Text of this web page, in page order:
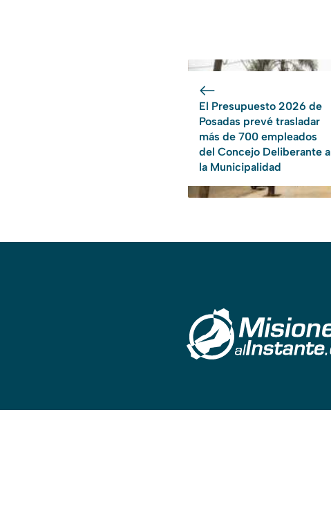
El Presupuesto 2026 de
Posadas prevé trasladar
más de 700 empleados
del Concejo Deliberante a
la Municipalidad